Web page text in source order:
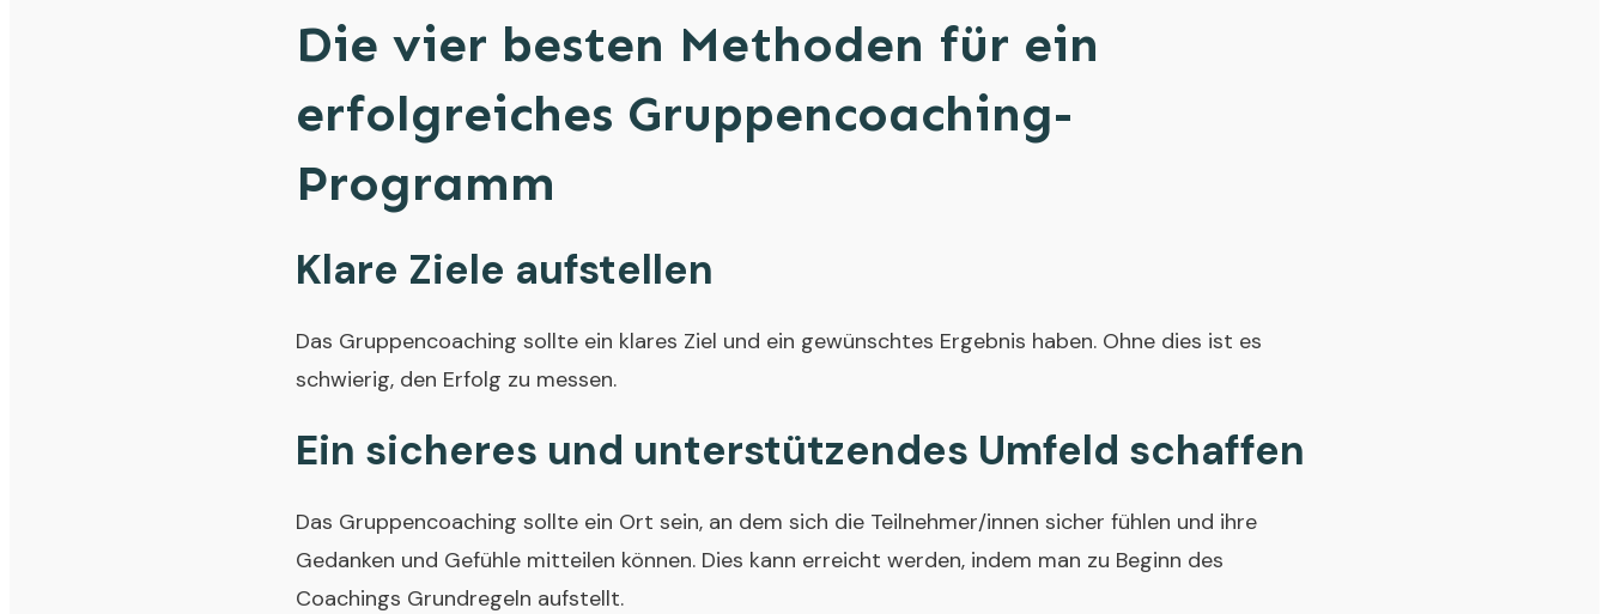
Die vier besten Methoden für ein
erfolgreiches Gruppencoaching-
Programm
Klare Ziele aufstellen
Das Gruppencoaching sollte ein klares Ziel und ein gewünschtes Ergebnis haben. Ohne dies ist es
schwierig, den Erfolg zu messen.
Ein sicheres und unterstützendes Umfeld schaffen
Das Gruppencoaching sollte ein Ort sein, an dem sich die Teilnehmer/innen sicher fühlen und ihre
Gedanken und Gefühle mitteilen können. Dies kann erreicht werden, indem man zu Beginn des
Coachings Grundregeln aufstellt.